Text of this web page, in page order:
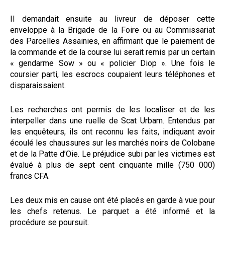
Il demandait ensuite au livreur de déposer cette
enveloppe à la Brigade de la Foire ou au Commissariat
des Parcelles Assainies, en affirmant que le paiement de
la commande et de la course lui serait remis par un certain
« gendarme Sow » ou « policier Diop ». Une fois le
coursier parti, les escrocs coupaient leurs téléphones et
disparaissaient.
Les recherches ont permis de les localiser et de les
interpeller dans une ruelle de Scat Urbam. Entendus par
les enquêteurs, ils ont reconnu les faits, indiquant avoir
écoulé les chaussures sur les marchés noirs de Colobane
et de la Patte d’Oie. Le préjudice subi par les victimes est
évalué à plus de sept cent cinquante mille (750 000)
francs CFA.
Les deux mis en cause ont été placés en garde à vue pour
les chefs retenus. Le parquet a été informé et la
procédure se poursuit.